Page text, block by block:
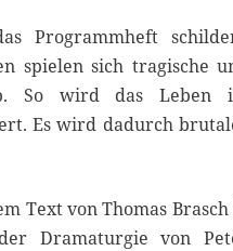
Programmheft
spielen sich tragische
So wird das Leben
Es wird dadurch
Text von Thomas
Dramaturgie von